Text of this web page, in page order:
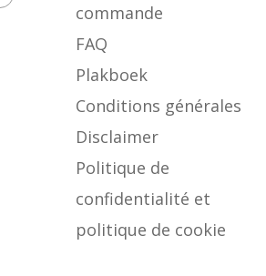
commande
FAQ
Plakboek
Conditions générales
Disclaimer
Politique de
confidentialité et
politique de cookie